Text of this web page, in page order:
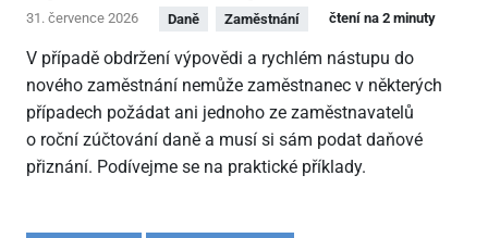
31. července 2026 Daně Zaměstnání čtení na 2 minuty
V případě obdržení výpovědi a rychlém nástupu do
nového zaměstnání nemůže zaměstnanec v některých
případech požádat ani jednoho ze zaměstnavatelů
o roční zúčtování daně a musí si sám podat daňové
přiznání. Podívejme se na praktické příklady.